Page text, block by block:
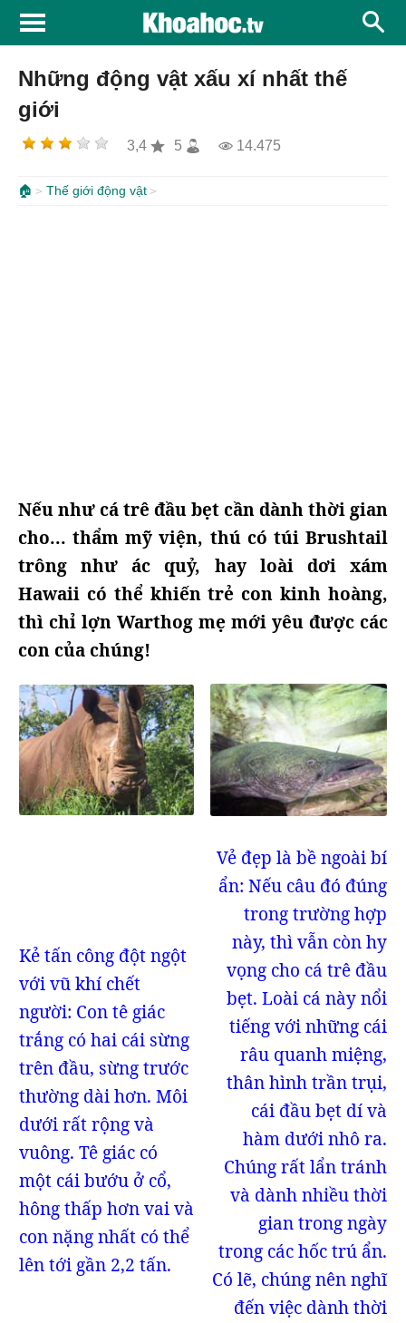
Những động vật xấu xí nhất thế
giới
3,4 5 14.475
🏠 Thế giới động vật
Nếu như cá trê đầu bẹt cần dành thời gian
cho... thẩm mỹ viện, thú có túi Brushtail
trông như ác quỷ, hay loài dơi xám
Hawaii có thể khiến trẻ con kinh hoàng,
thì chỉ lợn Warthog mẹ mới yêu được các
con của chúng!
Kẻ tấn công đột ngột
với vũ khí chết
người: Con tê giác
trắng có hai cái sừng
trên đầu, sừng trước
thường dài hơn. Môi
dưới rất rộng và
vuông. Tê giác có
một cái bướu ở cổ,
hông thấp hơn vai và
con nặng nhất có thể
lên tới gần 2,2 tấn.
Vẻ đẹp là bề ngoài bí
ẩn: Nếu câu đó đúng
trong trường hợp
này, thì vẫn còn hy
vọng cho cá trê đầu
bẹt. Loài cá này nổi
tiếng với những cái
râu quanh miệng,
thân hình trần trụi,
cái đầu bẹt dí và
hàm dưới nhô ra.
Chúng rất lẩn tránh
và dành nhiều thời
gian trong ngày
trong các hốc trú ẩn.
Có lẽ, chúng nên nghĩ
đến việc dành thời